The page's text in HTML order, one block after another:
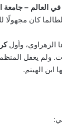
العالم – جامعة
كان مجهولًا
الزهراوي، وأول
ولم يغفل
ابن الهيثم.